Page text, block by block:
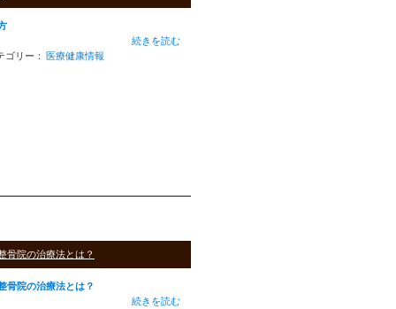
続きを読む
ゴリー： 医療健康情報
骨院の治療法とは？
骨院の治療法とは？
続きを読む